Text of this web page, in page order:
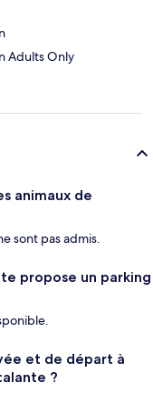
Adults Only
animaux de
sont pas admis.
propose un parking
et de départ à
?